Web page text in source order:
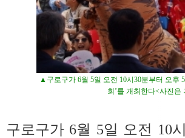
▲구로구가 6월 5일 오전 10시30분부터 오후
회’를 개최한다<사진
구로구가 6월 5일 오전 10